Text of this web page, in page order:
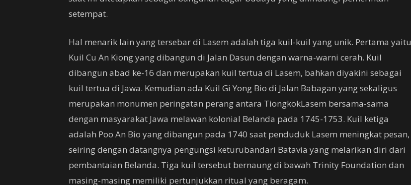
setempat.
Hal menarik lain yang tersebar di Lasem adalah tiga kuil-kuil yang unik. Pertama yaitu
Kuil Cu An Kiong yang dibangun di Jalan Dasun dengan warna-warni cerah. Kuil
dibangun abad ke-16 dan merupakan kuil tertua di Lasem, bahkan diyakini sebagai
kuil tertua di Jawa. Kemudian ada Kuil Gi Yong Bio di Jalan Babagan yang sekaligus
merupakan monumen peringatan perang antara TiongkokLasem bersama-sama
dengan masyarakat Jawa melawan kolonial Belanda pada 1745-1753. Kuil ketiga
adalah Poo An Bio yang dibangun pada 1740 saat penduduk Lasem meningkat pesan,
seiring dengan datangnya pengungsi keturubandari Batavia yang melarikan diri dari
pembantaian Belanda. Tiga kuil tersebut bernaung di bawah Trinity Foundation dan
masing-masing memiliki pertunjukkan ritual yang beragam.